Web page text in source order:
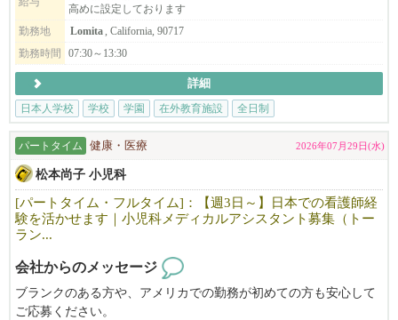
高めに設定しております
勤務地
Lomita, California, 90717
勤務時間
07:30～13:30
詳細
日本人学校
学校 学園 在外教育施設 全日制
パートタイム 健康・医療 2026年07月29日(水)
松本尚子 小児科
[パートタイム・フルタイム]：【週3日～】日本での看護師経
験を活かせます｜小児科メディカルアシスタント募集（トー
ラン...
会社からのメッセージ
ブランクのある方や、アメリカでの勤務が初めての方も安心して
ご応募ください。